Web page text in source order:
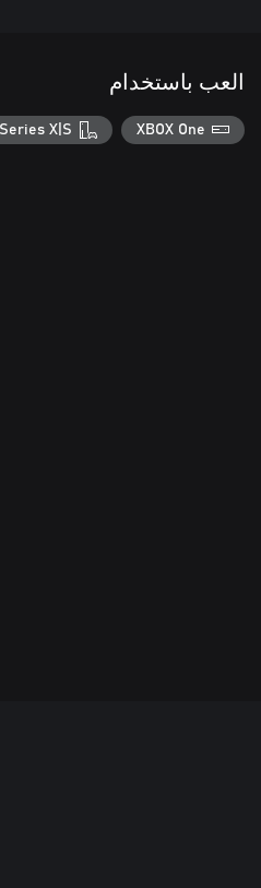
العب باستخدام
XBOX One
X|S